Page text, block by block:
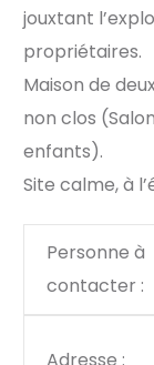
jouxtant
propriétaires.
Maison de
non clos
enfants).
Site calme, à
Personne à
contacter :